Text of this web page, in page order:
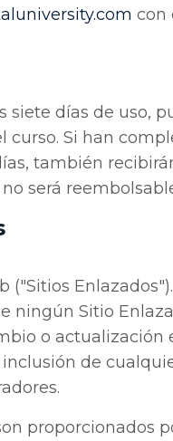
.com con
días de uso,
Si han
también
será
ningún Sitio
o actualización
de
proporcionados